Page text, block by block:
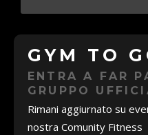
GYM TO
ENTRA A FAR
GRUPPO
Rimani aggiurnato su
nostra Comunity Fitness